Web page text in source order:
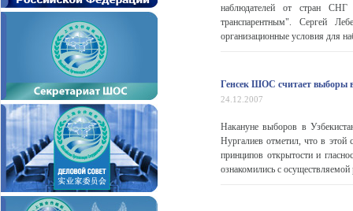
наблюдателей от стран
транспарентным". Сергей
организационные условия для
Генсек ШОС считает выборы
24.12.2007
Накануне выборов в
Нургалиев отметил, что в этой
принципов открытости и
ознакомились с осуществляемой